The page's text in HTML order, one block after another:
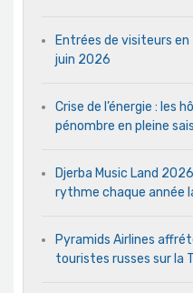
Entrées de visiteurs
juin 2026
Crise de l’énergie : les
pénombre en pleine
Djerba Music Land
rythme chaque année
Pyramids Airlines
touristes russes sur la